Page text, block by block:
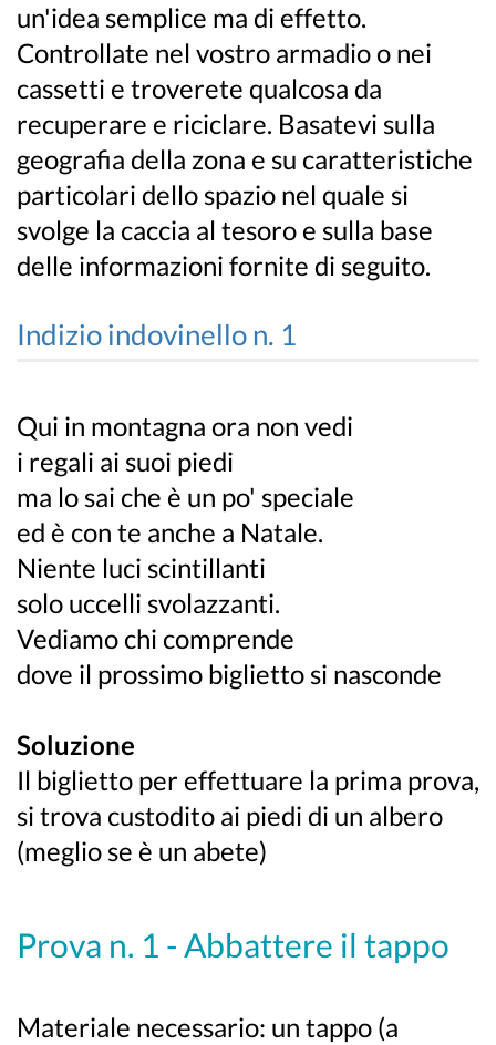
un'idea semplice ma di effetto.
Controllate nel vostro armadio o nei
cassetti e troverete qualcosa da
recuperare e riciclare. Basatevi sulla
geografia della zona e su caratteristiche
particolari dello spazio nel quale si
svolge la caccia al tesoro e sulla base
delle informazioni fornite di seguito.
Indizio indovinello n. 1
Qui in montagna ora non vedi
i regali ai suoi piedi
ma lo sai che è un po' speciale
ed è con te anche a Natale.
Niente luci scintillanti
solo uccelli svolazzanti.
Vediamo chi comprende
dove il prossimo biglietto si nasconde
Soluzione
Il biglietto per effettuare la prima prova,
si trova custodito ai piedi di un albero
(meglio se è un abete)
Prova n. 1 - Abbattere il tappo
Materiale necessario: un tappo (a